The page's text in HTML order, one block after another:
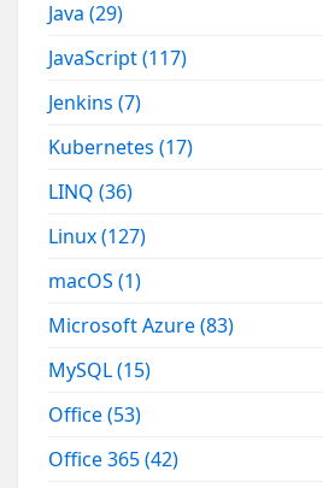
Java(29)
JavaScript(117)
Jenkins(7)
Kubernetes(17)
LINQ(36)
Linux(127)
macOS(1)
Microsoft Azure(83)
MySQL(15)
Office(53)
Office 365(42)